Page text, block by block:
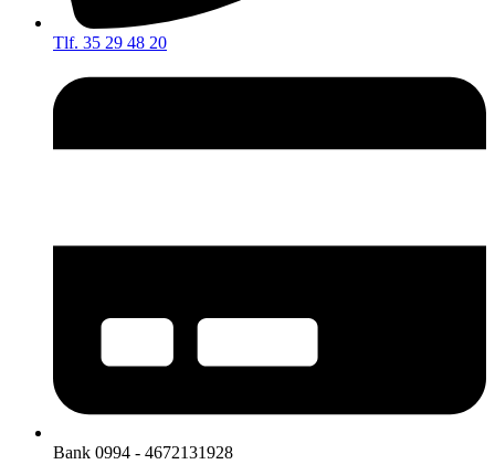
Tlf. 35 29 48 20
Bank 0994 - 4672131928